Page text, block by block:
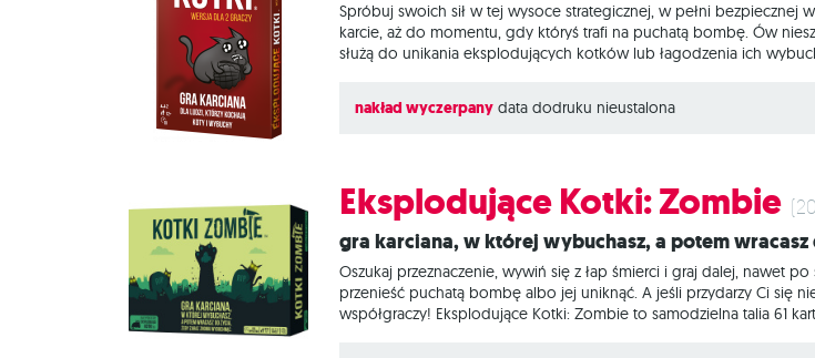
Spróbuj swoich sił w tej wysoce strategicznej, w pełni
karcie, aż do momentu, gdy któryś trafi na puchatą bombę. Ów
służą do unikania eksplodujących kotków lub łagodzenia ich
nakład wyczerpany data dodruku nieustalona
Eksplodujące Kotki: Zombie
Gra karciana, w której wybuchasz, a potem
Oszukaj przeznaczenie, wywiń się z łap śmierci i graj dalej, nawet
przenieść puchatą bombę albo jej uniknąć. A jeśli przydarzy Ci się
współgraczy! Eksplodujące Kotki: Zombie to samodzielna talia 61